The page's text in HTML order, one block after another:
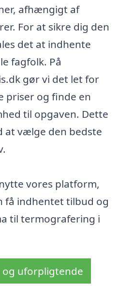
afhængigt af
For at sikre dig den
det at indhente
fagfolk. På
gør vi det let for
priser og finde en
til opgaven. Dette
at vælge den bedste
vores platform,
få indhentet tilbud og
til termografering i
og uforpligtende